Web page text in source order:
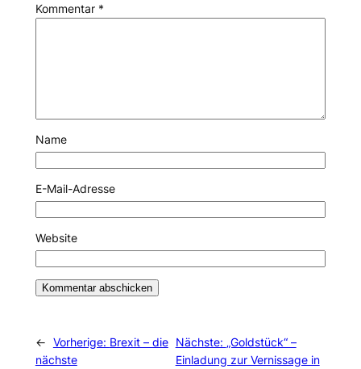
Kommentar *
Name
E-Mail-Adresse
Website
← Vorherige: Brexit – die
nächste
Nächste: „Goldstück“ –
Einladung zur Vernissage in